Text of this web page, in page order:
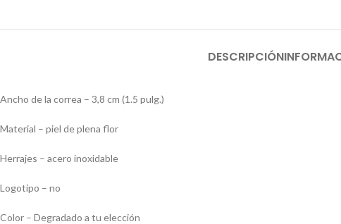
DESCRIPCIÓN
Ancho de la correa – 3,8 cm (1.5 pulg.)
Material – piel de plena flor
Herrajes – acero inoxidable
Logotipo – no
Color – Degradado a tu elección